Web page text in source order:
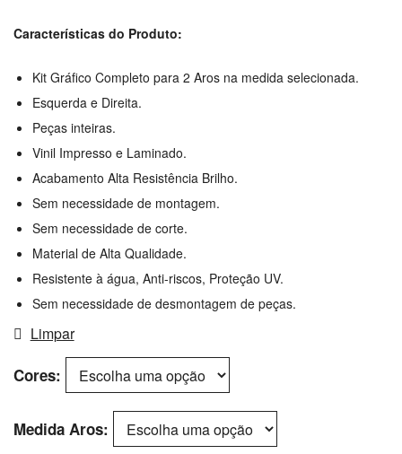
Características do Produto:
Kit Gráfico Completo para 2 Aros na medida selecionada.
Esquerda e Direita.
Peças inteiras.
Vinil Impresso e Laminado.
Acabamento Alta Resistência Brilho.
Sem necessidade de montagem.
Sem necessidade de corte.
Material de Alta Qualidade.
Resistente à água, Anti-riscos, Proteção UV.
Sem necessidade de desmontagem de peças.
Cores
Medida Aros
Limpar